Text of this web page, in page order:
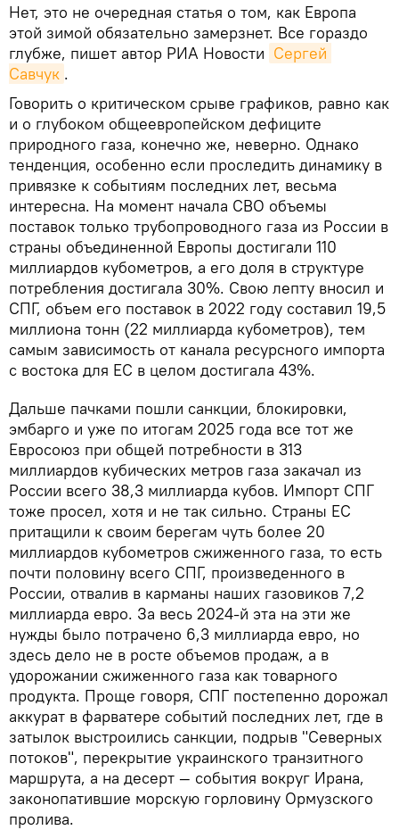
Нет, это не очередная статья о том, как Европа
этой зимой обязательно замерзнет. Все гораздо
глубже, пишет автор РИА Новости Сергей
Савчук .
Говорить о критическом срыве графиков, равно как
и о глубоком общеевропейском дефиците
природного газа, конечно же, неверно. Однако
тенденция, особенно если проследить динамику в
привязке к событиям последних лет, весьма
интересна. На момент начала СВО объемы
поставок только трубопроводного газа из России в
страны объединенной Европы достигали 110
миллиардов кубометров, а его доля в структуре
потребления достигала 30%. Свою лепту вносил и
СПГ, объем его поставок в 2022 году составил 19,5
миллиона тонн (22 миллиарда кубометров), тем
самым зависимость от канала ресурсного импорта
с востока для ЕС в целом достигала 43%.
Дальше пачками пошли санкции, блокировки,
эмбарго и уже по итогам 2025 года все тот же
Евросоюз при общей потребности в 313
миллиардов кубических метров газа закачал из
России всего 38,3 миллиарда кубов. Импорт СПГ
тоже просел, хотя и не так сильно. Страны ЕС
притащили к своим берегам чуть более 20
миллиардов кубометров сжиженного газа, то есть
почти половину всего СПГ, произведенного в
России, отвалив в карманы наших газовиков 7,2
миллиарда евро. За весь 2024-й эта на эти же
нужды было потрачено 6,3 миллиарда евро, но
здесь дело не в росте объемов продаж, а в
удорожании сжиженного газа как товарного
продукта. Проще говоря, СПГ постепенно дорожал
аккурат в фарватере событий последних лет, где в
затылок выстроились санкции, подрыв "Северных
потоков", перекрытие украинского транзитного
маршрута, а на десерт — события вокруг Ирана,
законопатившие морскую горловину Ормузского
пролива.